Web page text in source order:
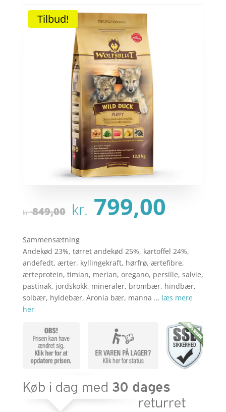
Tilbud!
kr.849,00 Den
oprindelige
var:
kr. 849,00.
kr. 799,00
er:
kr.
Sammensætning
Andekød 23%, tørret andekød 25%, kartoffel 24%,
andefedt, ærter, kyllingekraft, hørfrø, ærtefibre,
ærteprotein, timian, merian, oregano, persille, salvie,
pastinak, jordskokk, mineraler, brombær, hindbær,
solbær, hyldebær, Aronia bær, manna … læs mere
her